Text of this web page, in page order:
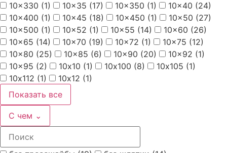
10x330 (1) 10x35 (17) 10x350 (1) 10x40 (24)
10x400 (1) 10x45 (18) 10x450 (1) 10x50 (27)
10x500 (1) 10x52 (1) 10x55 (14) 10x60 (26)
10x65 (14) 10x70 (19) 10x72 (1) 10x75 (12)
10x80 (25) 10x85 (6) 10x90 (20) 10x92 (1)
10x95 (2) 10х10 (1) 10х100 (8) 10х105 (1)
10х112 (1) 10х12 (1)
Показать все
С чем ⌄